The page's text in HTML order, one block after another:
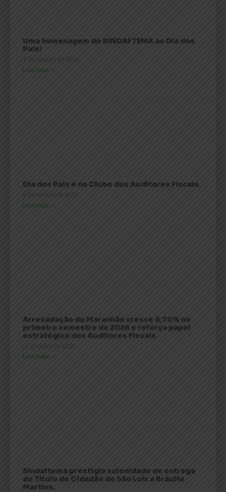
Uma homenagem do SINDAFTEMA ao Dia dos
Pais!
7 de agosto de 2026
Leia mais »
Dia dos Pais é no Clube dos Auditores Fiscais.
6 de agosto de 2026
Leia mais »
Arrecadação do Maranhão cresce 8,70% no
primeiro semestre de 2026 e reforça papel
estratégico dos Auditores Fiscais.
15 de julho de 2026
Leia mais »
Sindaftema prestigia solenidade de entrega
do Título de Cidadão de São Luís a Bráulio
Martins.